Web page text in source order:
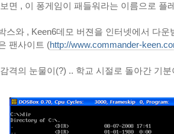
면 , 이 퐁게임이 패들워라는 이름으로 플
스와 , Keen6데모 버젼을 인터넷에서 다
팬사이트 (http://www.commander-
격의 눈물이(?) .. 학교 시절로 돌아간 기